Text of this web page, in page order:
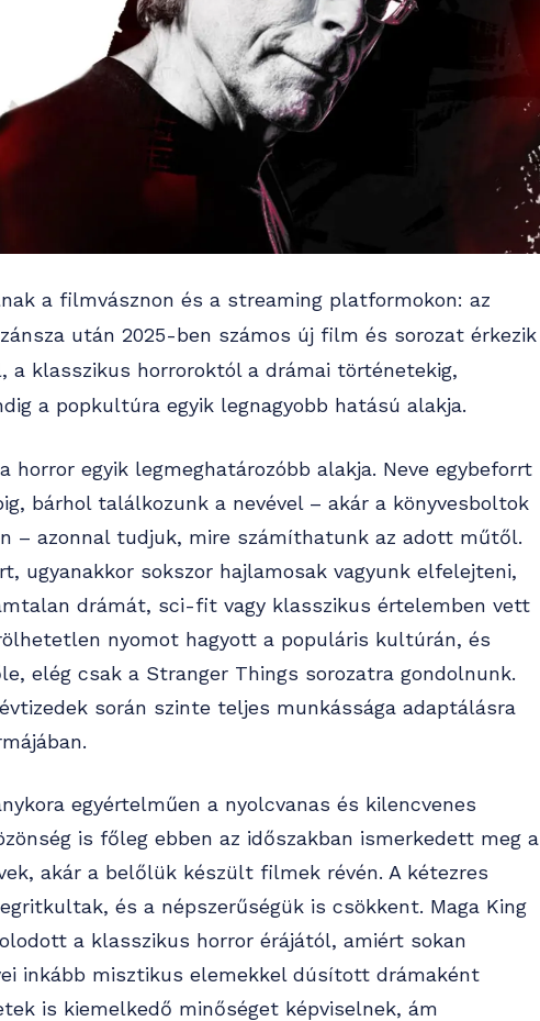
a filmvásznon és a streaming platformokon: az
után 2025-ben számos új film és sorozat érkezik
a klasszikus horroroktól a drámai történetekig,
a popkultúra egyik legnagyobb hatású alakja.
egyik legmeghatározóbb alakja. Neve egybeforrt
bárhol találkozunk a nevével – akár a könyvesboltok
– azonnal tudjuk, mire számíthatunk az adott műtől.
ugyanakkor sokszor hajlamosak vagyunk elfelejteni,
drámát, sci-fit vagy klasszikus értelemben vett
nyomot hagyott a populáris kultúrán, és
elég csak a Stranger Things sorozatra gondolnunk.
során szinte teljes munkássága adaptálásra
egyértelműen a nyolcvanas és kilencvenes
is főleg ebben az időszakban ismerkedett meg a
akár a belőlük készült filmek révén. A kétezres
és a népszerűségük is csökkent. Maga King
a klasszikus horror érájától, amiért sokan
inkább misztikus elemekkel dúsított drámaként
is kiemelkedő minőséget képviselnek, ám